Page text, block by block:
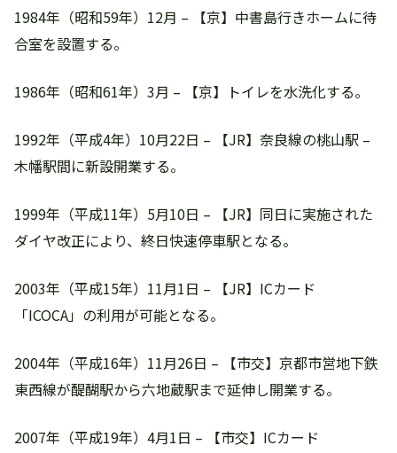
1984年（昭和59年）12月 – 【京】中書島行きホームに待
合室を設置する。
1986年（昭和61年）3月 – 【京】トイレを水洗化する。
1992年（平成4年）10月22日 – 【JR】奈良線の桃山駅 –
木幡駅間に新設開業する。
1999年（平成11年）5月10日 – 【JR】同日に実施された
ダイヤ改正により、終日快速停車駅となる。
2003年（平成15年）11月1日 – 【JR】ICカード
「ICOCA」の利用が可能となる。
2004年（平成16年）11月26日 – 【市交】京都市営地下鉄
東西線が醍醐駅から六地蔵駅まで延伸し開業する。
2007年（平成19年）4月1日 – 【市交】ICカード